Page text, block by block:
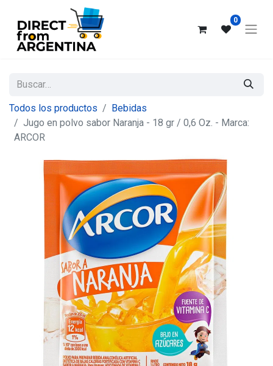
0
Todos los productos
Bebidas
Jugo en polvo sabor Naranja - 18 gr / 0,6 Oz. - Marca:
ARCOR